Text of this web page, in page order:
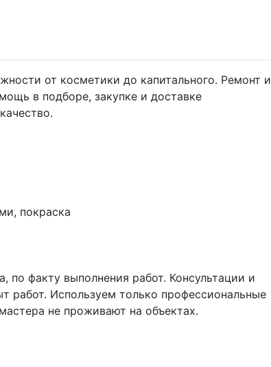
от косметики до капитального. Ремонт и
в подборе, закупке и доставке
покраска
по факту выполнения работ. Консультации и
работ. Используем только профессиональные
не проживают на объектах.